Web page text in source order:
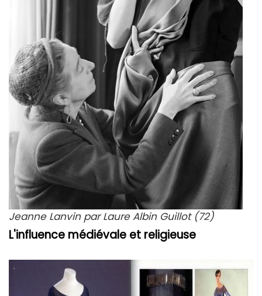
Jeanne Lanvin par Laure Albin Guillot (72)
L'influence médiévale et religieuse